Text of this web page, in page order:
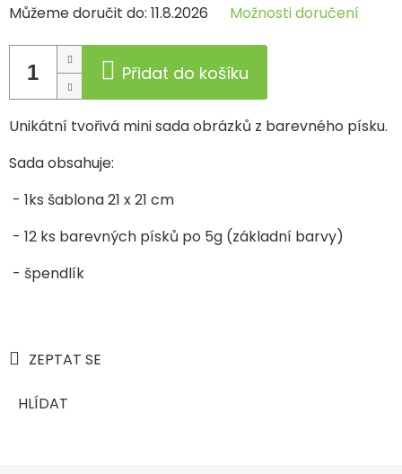
Můžeme doručit do: 11.8.2026 Možnosti doručení
Přidat do košíku
Unikátní tvořivá mini sada obrázků z barevného písku.
Sada obsahuje:
- 1ks šablona 21 x 21 cm
- 12 ks barevných písků po 5g (základní barvy)
- špendlík
ZEPTAT SE
HLÍDAT